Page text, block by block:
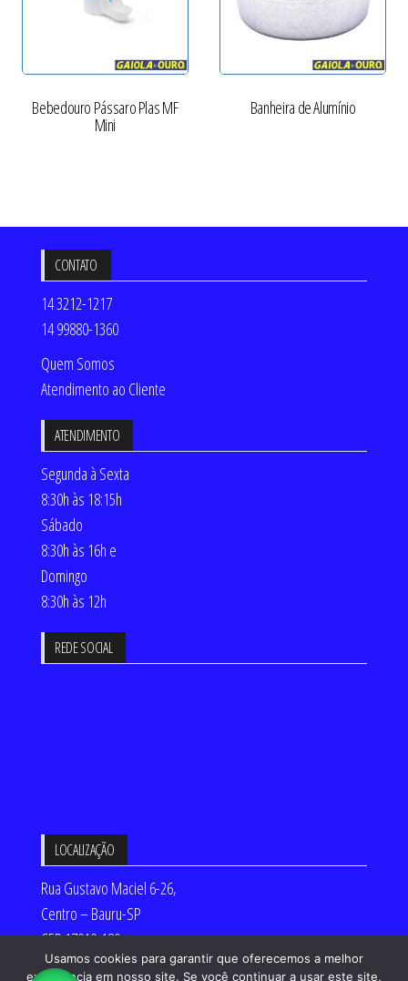
Bebedouro Pássaro Plas MF
Mini
Banheira de Alumínio
CONTATO
14 3212-1217
14 99880-1360
Quem Somos
Atendimento ao Cliente
ATENDIMENTO
Segunda à Sexta
8:30h às 18:15h
Sábado
8:30h às 16h e
Domingo
8:30h às 12h
REDE SOCIAL
LOCALIZAÇÃO
Rua Gustavo Maciel 6-26,
Centro – Bauru-SP
CEP 17010-180
Desenvolvido por:
Usamos cookies para garantir que oferecemos a melhor
experiência em nosso site. Se você continuar a usar este site,